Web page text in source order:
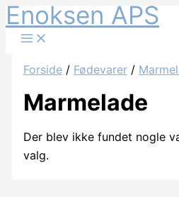
Gå
Enoksen APS
Forside/ Fødevarer/
Marmelade
Der blev ikke fundet nogle
valg.